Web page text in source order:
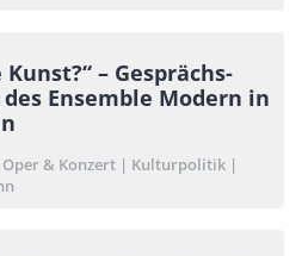
– Gesprächs-
Ensemble Modern in
Oper & Konzert
Kulturpolitik